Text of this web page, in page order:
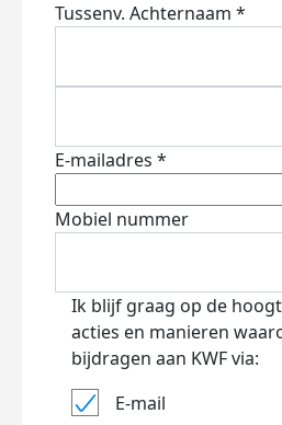
Tussenv. Achternaam *
E-mailadres *
Mobiel nummer
Ik blijf graag op de
acties en manieren
bijdragen aan KWF via:
E-mail